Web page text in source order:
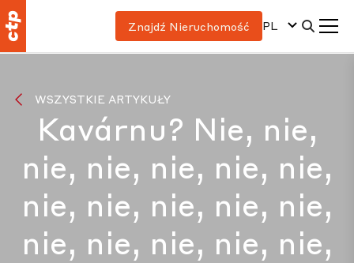
Znajdź Nieruchomość PL
WSZYSTKIE ARTYKUŁY
Kavárnu? Nie, nie,
nie, nie, nie, nie, nie,
nie, nie, nie, nie, nie,
nie, nie, nie, nie, nie,